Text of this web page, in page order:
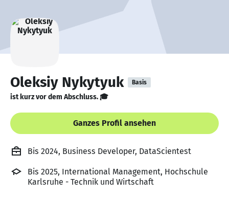
Oleksiy Nykytyuk Basis
ist kurz vor dem Abschluss. 🎓
Ganzes Profil ansehen
Bis 2024, Business Developer, DataScientest
Bis 2025, International Management, Hochschule
Karlsruhe - Technik und Wirtschaft